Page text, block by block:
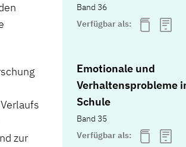
Band 36
Verfügbar als:
Emotionale und
Verhaltensprobleme
Schule
Band 35
Verfügbar als:
zur